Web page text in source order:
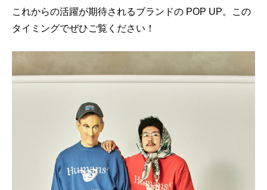
これからの活躍が期待されるブランドの POP UP。この
タイミングでぜひご覧ください！